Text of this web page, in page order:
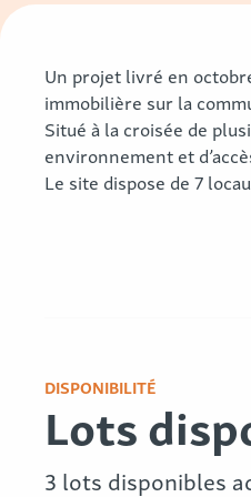
Un projet livré en
immobilière sur la
Situé à la croisée de
environnement et
Le site dispose de 7
DISPONIBILITÉ
Lots
3 lots disponibles